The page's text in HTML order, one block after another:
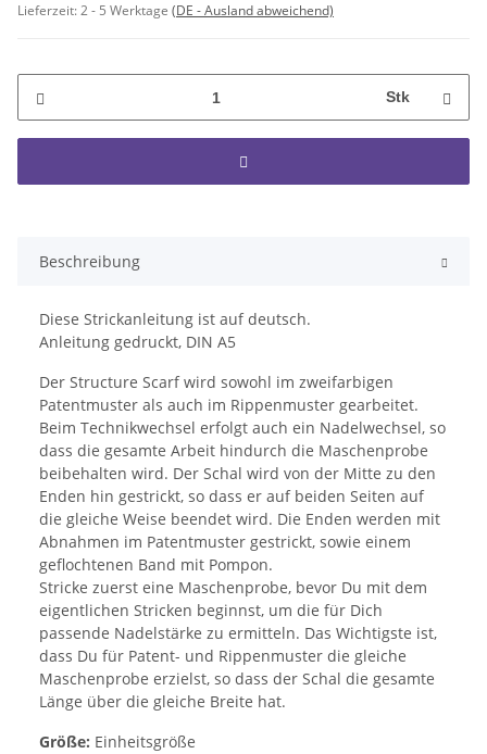
Lieferzeit:2 - 5 Werktage (DE - Ausland abweichend)
Stk
Beschreibung
Diese Strickanleitung ist auf deutsch.
Anleitung gedruckt, DIN A5
Der Structure Scarf wird sowohl im zweifarbigen
Patentmuster als auch im Rippenmuster gearbeitet.
Beim Technikwechsel erfolgt auch ein Nadelwechsel, so
dass die gesamte Arbeit hindurch die Maschenprobe
beibehalten wird. Der Schal wird von der Mitte zu den
Enden hin gestrickt, so dass er auf beiden Seiten auf
die gleiche Weise beendet wird. Die Enden werden mit
Abnahmen im Patentmuster gestrickt, sowie einem
geflochtenen Band mit Pompon.
Stricke zuerst eine Maschenprobe, bevor Du mit dem
eigentlichen Stricken beginnst, um die für Dich
passende Nadelstärke zu ermitteln. Das Wichtigste ist,
dass Du für Patent- und Rippenmuster die gleiche
Maschenprobe erzielst, so dass der Schal die gesamte
Länge über die gleiche Breite hat.
Größe: Einheitsgröße